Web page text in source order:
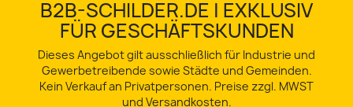
B2B-SCHILDER.DE | EXKLUSIV
FÜR GESCHÄFTSKUNDEN
Dieses Angebot gilt ausschließlich für Industrie und
Gewerbetreibende sowie Städte und Gemeinden.
Kein Verkauf an Privatpersonen. Preise zzgl. MWST
und Versandkosten.